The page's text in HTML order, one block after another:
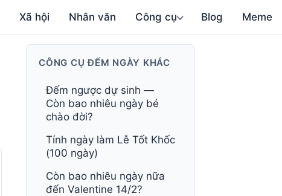
Xã hội Nhân văn Công cụ Blog Meme
CÔNG CỤ ĐẾM NGÀY KHÁC
Đếm ngược dự sinh —
Còn bao nhiêu ngày bé
chào đời?
Tính ngày làm Lễ Tốt Khốc
(100 ngày)
Còn bao nhiêu ngày nữa
đến Valentine 14/2?